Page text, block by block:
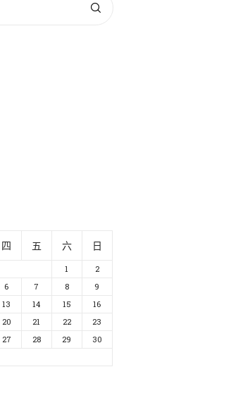
四 五 六 日
1
2
6 7 8
9
13 14 15
16
20 21 22
23
27 28 29
30